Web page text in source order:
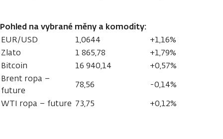
Pohled na vybrané měny a komodity:
EUR/USD 1,0644
+1,16%
Zlato
1 865,78
+1,79%
Bitcoin
16 940,14
+0,57%
Brent ropa –
future
78,56
-0,14%
WTI ropa – future 73,75 +0,12%